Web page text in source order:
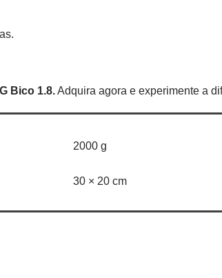
Bico 1.8.Adquira agora e experimente a
2000 g
30 × 20 cm